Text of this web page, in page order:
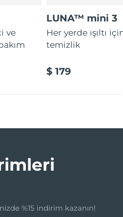
ve
LUNA™ mini 3
Her yerde ışıltı
temizlik
$ 179
%15 indirim kazanın!